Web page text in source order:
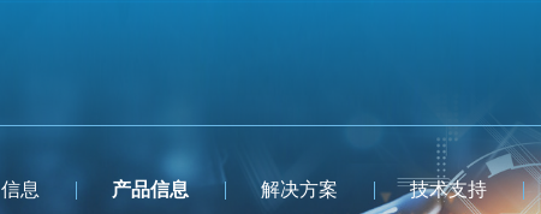
息 产品信息 解决方案 技术支持